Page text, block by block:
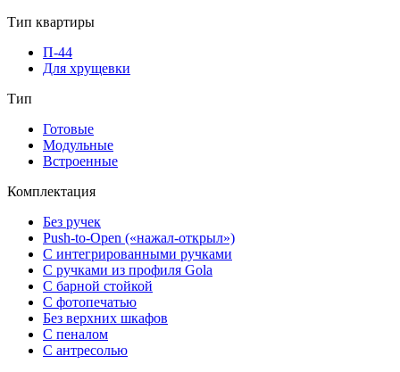
Тип квартиры
П-44
Для хрущевки
Тип
Готовые
Модульные
Встроенные
Комплектация
Без ручек
Push-to-Open («нажал-открыл»)
С интегрированными ручками
С ручками из профиля Gola
С барной стойкой
С фотопечатью
Без верхних шкафов
С пеналом
С антресолью